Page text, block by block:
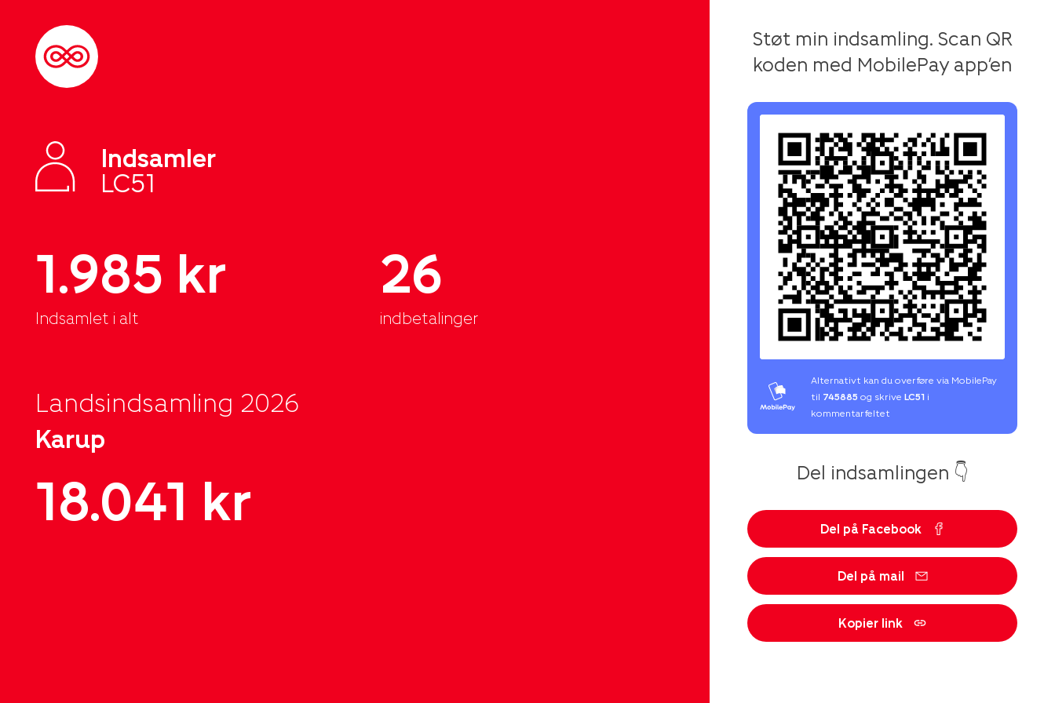
Indsamler
LC51
1.985 kr
Indsamlet i alt
26
indbetalinger
Landsindsamling 2026
Karup
18.041 kr
Støt min indsamling. Scan QR
koden med MobilePay app’en
Alternativt kan du overføre via MobilePay
til 745885 og skrive LC51 i
kommentarfeltet
Del indsamlingen 👇
Del på Facebook
Del på mail
Kopier link